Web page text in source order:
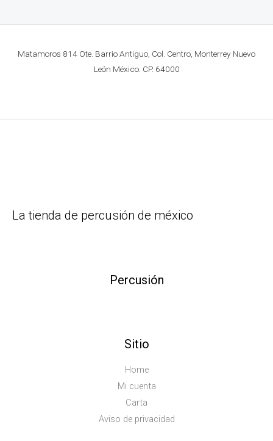
Matamoros 814 Ote. Barrio Antiguo, Col. Centro, Monterrey Nuevo
León México. CP. 64000
La tienda de percusión de méxico
Percusión
Sitio
Home
Mi cuenta
Carta
Aviso de privacidad